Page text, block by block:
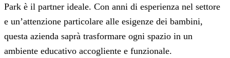
Park è il partner ideale. Con anni di esperienza nel settore
e un’attenzione particolare alle esigenze dei bambini,
questa azienda saprà trasformare ogni spazio in un
ambiente educativo accogliente e funzionale.